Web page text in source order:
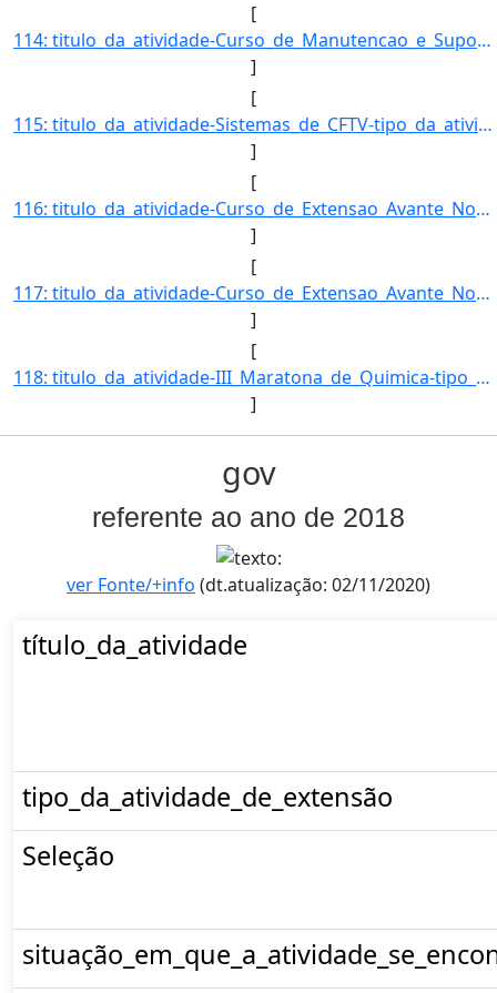
[
114: titulo_da_atividade-Curso_de_Manutencao_e_Suporte_em_Informatica-tipo_da_atividade_de_extensao-Curso]
]
[
115: titulo_da_atividade-Sistemas_de_CFTV-tipo_da_atividade_de_extensao-Curso-Selecao-EDITAL_Nº_088/2017_]
]
[
116: titulo_da_atividade-Curso_de_Extensao_Avante_Nova_Lima_e_Avante_Santa_Emilia___Segunda_Fase_Mirin-ti]
]
[
117: titulo_da_atividade-Curso_de_Extensao_Avante_Nova_Lima_e_Avante_Santa_Emilia_-_Segunda_Fase_-tipo_da]
]
[
118: titulo_da_atividade-III_Maratona_de_Quimica-tipo_da_atividade_de_extensao-Evento-Selecao-EDITAL_Nº_0]
]
gov
referente ao ano de 2018
ver Fonte/+info (dt.atualização: 02/11/2020)
título_da_atividade
tipo_da_atividade_de_extensão
Seleção